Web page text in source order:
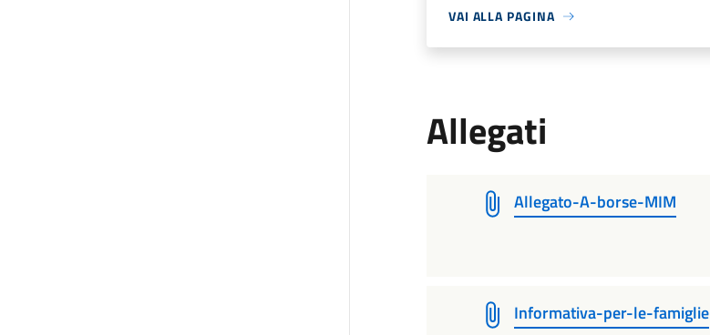
VAI ALLA PAGINA
Allegati
Allegato-A-borse-MIM
Informativa-per-le-famiglie